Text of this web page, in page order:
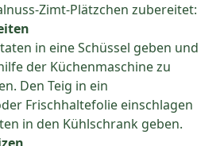
Zimt-Plätzchen zubereitet:
in eine Schüssel geben und
der Küchenmaschine zu
Den Teig in ein
Frischhaltefolie einschlagen
in den Kühlschrank geben.